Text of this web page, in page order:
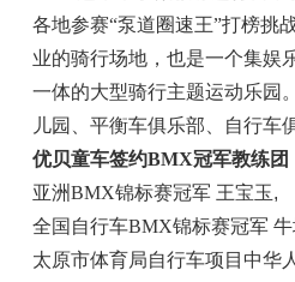
各地参赛“泵道圈速王”打榜挑
业的骑行场地，也是一个集娱
一体的大型骑行主题运动乐园
儿园、 平衡车俱乐部、自行车
优贝童车签约BMX冠军教练团
亚洲BMX锦标赛冠军 王宝玉,
全国自行车BMX锦标赛冠军
太原市体育局自行车项目中华